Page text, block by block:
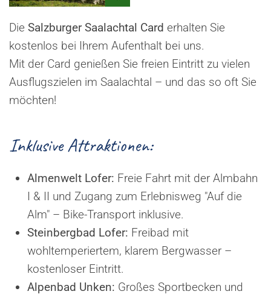
Die Salzburger Saalachtal Card erhalten Sie
kostenlos bei Ihrem Aufenthalt bei uns.
Mit der Card genießen Sie freien Eintritt zu vielen
Ausflugszielen im Saalachtal – und das so oft Sie
möchten!
Inklusive Attraktionen:
Almenwelt Lofer: Freie Fahrt mit der Almbahn
I & II und Zugang zum Erlebnisweg "Auf die
Alm" – Bike-Transport inklusive.
Steinbergbad Lofer: Freibad mit
wohltemperiertem, klarem Bergwasser –
kostenloser Eintritt.
Alpenbad Unken: Großes Sportbecken und